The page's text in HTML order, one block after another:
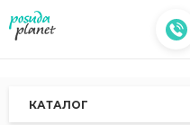
КАТАЛОГ